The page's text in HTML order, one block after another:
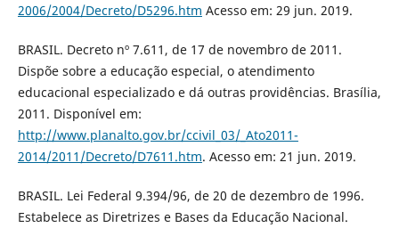
2006/2004/Decreto/D5296.htm Acesso em: 29 jun. 2019.
BRASIL. Decreto nº 7.611, de 17 de novembro de 2011.
Dispõe sobre a educação especial, o atendimento
educacional especializado e dá outras providências. Brasília,
2011. Disponível em:
http://www.planalto.gov.br/ccivil_03/_Ato2011-
2014/2011/Decreto/D7611.htm. Acesso em: 21 jun. 2019.
BRASIL. Lei Federal 9.394/96, de 20 de dezembro de 1996.
Estabelece as Diretrizes e Bases da Educação Nacional.